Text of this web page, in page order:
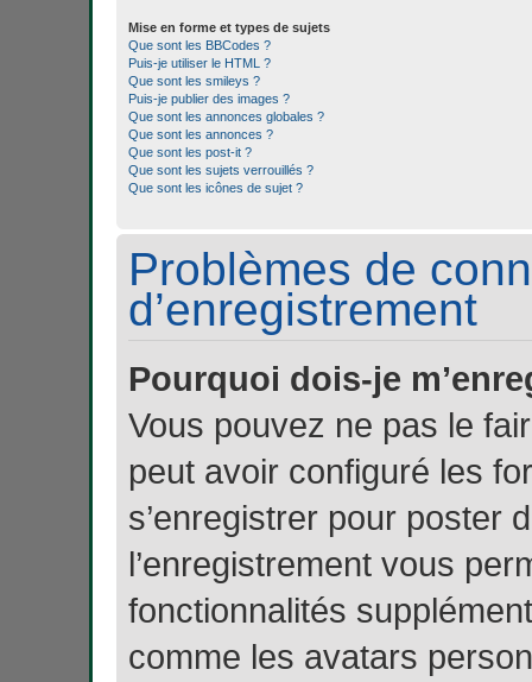
Mise en forme et types de sujets
Que sont les BBCodes ?
Puis-je utiliser le HTML ?
Que sont les smileys ?
Puis-je publier des images ?
Que sont les annonces globales ?
Que sont les annonces ?
Que sont les post-it ?
Que sont les sujets verrouillés ?
Que sont les icônes de sujet ?
Problèmes de
d’enregistrement
Pourquoi dois-je
Vous pouvez ne pas le
peut avoir configuré les
s’enregistrer pour poster
l’enregistrement vous
fonctionnalités
comme les avatars